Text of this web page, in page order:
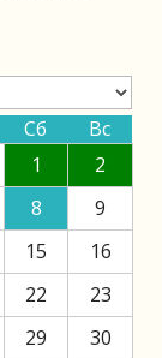
Сб
Вс
1
2
8
9
15
16
22
23
29
30